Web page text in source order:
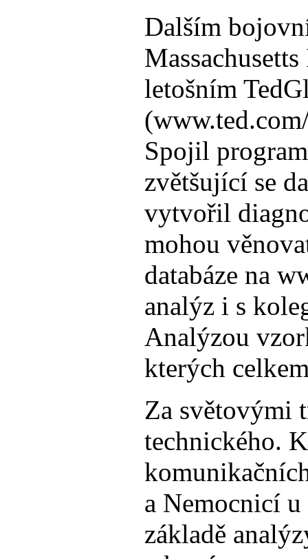
Dalším
letošním
Spojil
zvětšující se
vytvořil
mohou
databáze na
analýz i s
Analýzou
kterých
Za světovými
technického.
a Nemocnicí
základě